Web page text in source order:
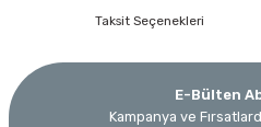
Taksit Seçenekleri
E-Bülten
Kampanya ve